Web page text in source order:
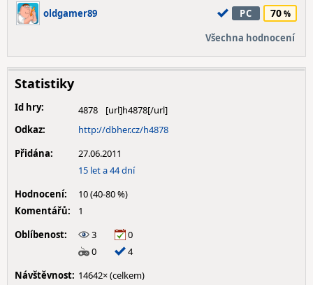
oldgamer89 PC 70
Všechna hodnocení
Statistiky
Id hry:
4878
Odkaz:
http://dbher.cz/h4878
Přidána:
27.06.2011
15 let a 44 dní
Hodnocení:
10 (40-80 %)
Komentářů:
1
Oblíbenost:
3
0
0
4
Návštěvnost: 14642× (celkem)